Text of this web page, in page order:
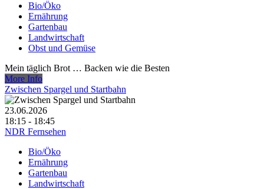
Bio/Öko
Ernährung
Gartenbau
Landwirtschaft
Obst und Gemüse
Mein täglich Brot … Backen wie die Besten
More Info
Zwischen Spargel und Startbahn
23.06.2026
18:15 - 18:45
NDR Fernsehen
Bio/Öko
Ernährung
Gartenbau
Landwirtschaft